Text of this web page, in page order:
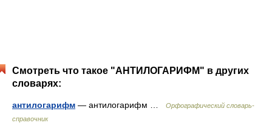
Смотреть что такое "АНТИЛОГАРИФМ" в других
словарях:
антилогарифм — антилогарифм …
Орфографический словарь-
справочник